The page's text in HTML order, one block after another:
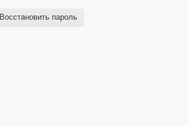
Восстановить пароль